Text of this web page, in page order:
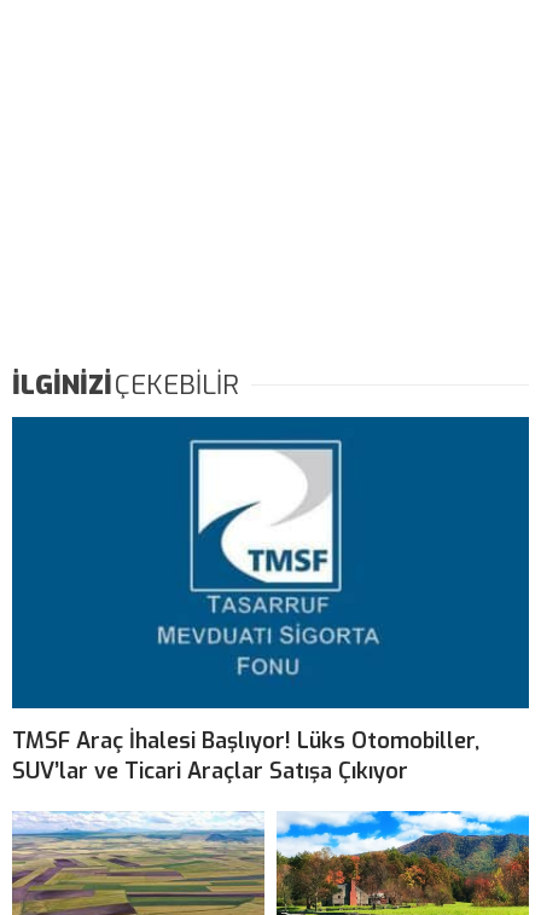
İLGİNİZİÇEKEBİLİR
TMSF Araç İhalesi Başlıyor! Lüks Otomobiller,
SUV’lar ve Ticari Araçlar Satışa Çıkıyor